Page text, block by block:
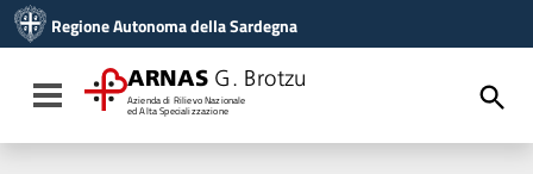
Vai al menu di navigazione
Vai al footer
Regione Autonoma della Sardegna
Toggle navigation
ARNAS G. Brotzu
Azienda di Rilievo Nazionale
ed Alta Specializzazione